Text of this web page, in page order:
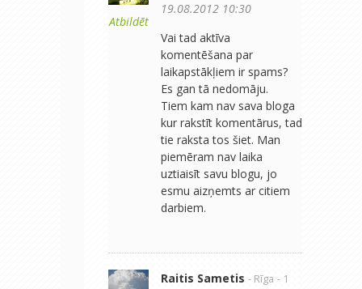
Atbildēt
19.08.2012 10:30
Vai tad aktīva
komentēšana par
laikapstākļiem ir spams?
Es gan tā nedomāju.
Tiem kam nav sava bloga
kur rakstīt komentārus, tad
tie raksta tos šiet. Man
piemēram nav laika
uztiaisīt savu blogu, jo
esmu aizņemts ar citiem
darbiem.
Raitis Sametis - Rīga - 1